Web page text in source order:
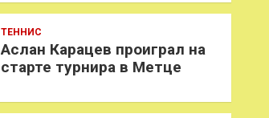
ТЕННИС
Аслан Карацев проиграл на
старте турнира в Метце